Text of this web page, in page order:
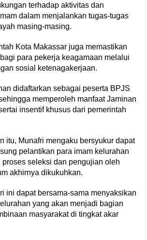
terhadap aktivitas dan
dalam menjalankan tugas-tugas
masing-masing.
Kota Makassar juga memastikan
para pekerja keagamaan melalui
sosial ketenagakerjaan.
didaftarkan sebagai peserta BPJS
memperoleh manfaat Jaminan
insentif khusus dari pemerintah
itu, Munafri mengaku bersyukur dapat
pelantikan para imam kelurahan
seleksi dan pengujian oleh
akhirnya dikukuhkan.
ini dapat bersama-sama menyaksikan
yang akan menjadi bagian
masyarakat di tingkat akar